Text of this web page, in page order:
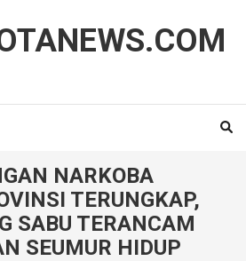
NARKOBA
TERUNGKAP,
SABU TERANCAM
SEUMUR HIDUP